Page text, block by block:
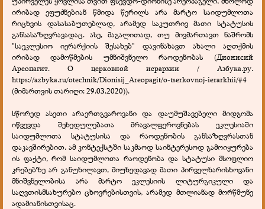
ირიბად ეფუძნებიან წმიდა წერილს არა მარტო საიდუმლოთა
რიცხვის დასასაბუთებლად, არამედ საკუთრივ მათი სტატუსის
განსასაზღვრავადაც. ასე, მაგალითად, თუ მივმართავთ ნაშრომს
"საეკლესიო იერარქიის შესახებ" დავინახავთ ახალი აღთქმის
ირიბად დამოწმების უმნიშვნელო რაოდენობას (Дионисий
Ареопагит. О церковной иерархии / Азбука.ру.
https://azbyka.ru/otechnik/Dionisij_Areopagit/o-tserkovnoj-ierarkhii/#4
(მიმართვის თარიღი: 29.03.2020)).
სწორედ ასეთი არაერთგვაროვანი და დაუმუშავებელი მიდგომა
იწვევდა შეხედულებათა მრავალფეროვნებას ეკლესიაში
საიდუმლოთა სტატუსისა და რაოდენობის განსაზღვრასთან
დაკავშირებით. ამ კონტექსტში საკმაოდ საინტერესოდ გამოიყურება
ის ფაქტი, რომ საიდუმლოთა რაოდენობა და სტატუსი მსოფლიო
კრებებზე არ განუხილავთ, მიუხედავად მათი პირველხარისხოვანი
მნიშვნელობისა არა მარტო ეკლესიის ლიტურგიკული და
საღვთისმსახურებო ცხოვრებისთვის, არამედ მთლიანად მორწმუნე
ადამიანისთვისაც.